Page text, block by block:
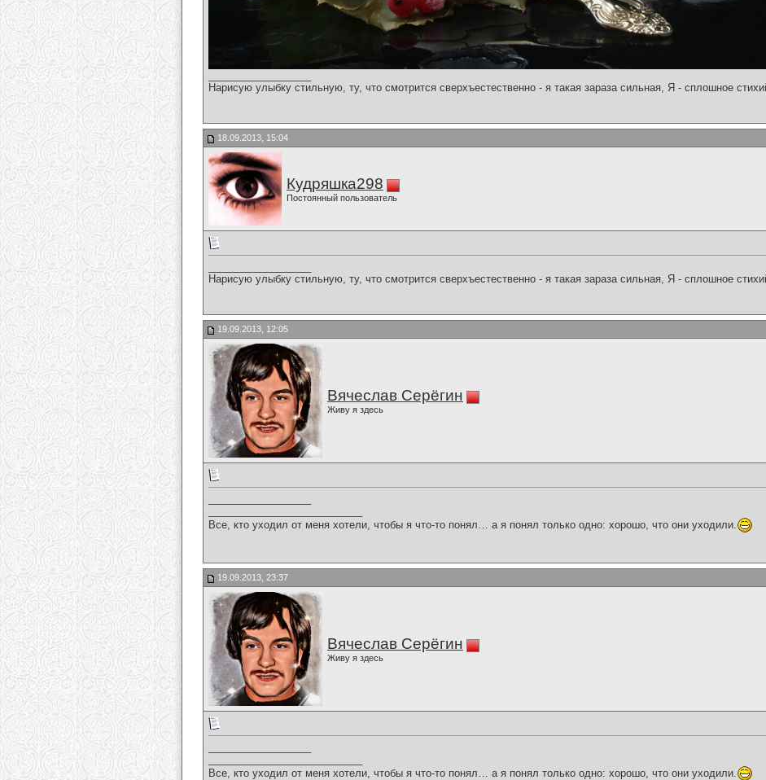
Нарисую улыбку стильную, ту, что смотрится сверхъестественно - я такая зараза сильная, Я - сплошное
18.09.2013, 15:04
Кудряшка298
Постоянный пользователь
Нарисую улыбку стильную, ту, что смотрится сверхъестественно - я такая зараза сильная, Я - сплошное
19.09.2013, 12:05
Вячеслав Серёгин
Живу я здесь
Все, кто уходил от меня хотели, чтобы я что-то понял… а я понял только одно: хорошо, что они уходили.
19.09.2013, 23:37
Вячеслав Серёгин
Живу я здесь
Все, кто уходил от меня хотели, чтобы я что-то понял… а я понял только одно: хорошо, что они уходили.